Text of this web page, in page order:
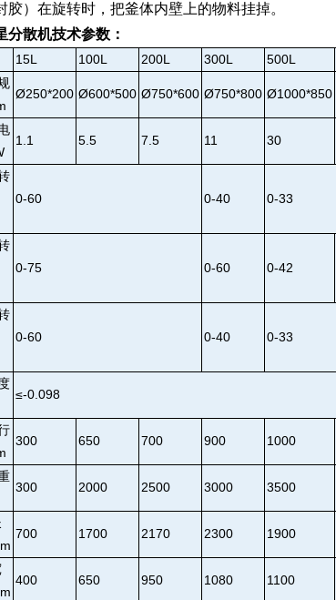
胶）在旋转时，把釜体内壁上的物料挂掉。
分散机技术参数：
15L 100L 200L 300L 500L
Ø250*200 Ø600*500 Ø750*600 Ø750*800 Ø1000*850
1.1 5.5 7.5 11 30
0-60 0-40 0-33
0-75 0-60 0-42
0-60 0-40 0-33
≤-0.098
300 650 700 900 1000
300 2000 2500 3000 3500
700 1700 2170 2300 1900
400 650 950 1080 1100